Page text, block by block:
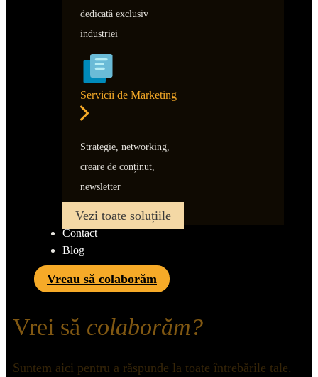
dedicată exclusiv
industriei
Servicii de Marketing
Strategie, networking,
creare de conținut,
newsletter
Vezi toate soluțiile
Contact
Blog
Vreau să colaborăm
Vrei să colaborăm?
Suntem aici pentru a răspunde la toate întrebările tale.